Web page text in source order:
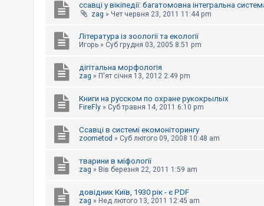
ссавці у вікіпедії: багатомовна інтегральна
zag » Чет червня 23, 2011 11:44 pm
Література із зоології та екології
Игорь » Суб грудня 03, 2005 8:51 pm
дігітальна морфологія
zag » П'ят січня 13, 2012 2:49 pm
Книги на русском по охране рукокрылых
FireFly » Суб травня 14, 2011 6:10 pm
Ссавці в системі екомоніторингу
zoometod » Суб лютого 09, 2008 10:48 am
тварини в міфології
zag » Вів березня 22, 2011 1:59 am
довідник Київ, 1930 рік - є PDF
zag » Нед лютого 13, 2011 12:45 am